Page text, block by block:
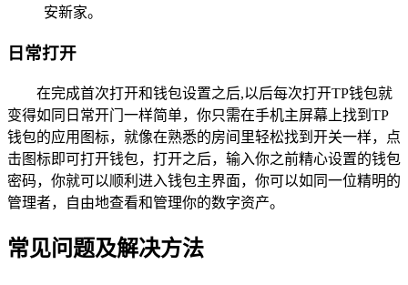
安新家。
日常打开
在完成首次打开和钱包设置之后,以后每次打开TP钱包就
变得如同日常开门一样简单，你只需在手机主屏幕上找到TP
钱包的应用图标，就像在熟悉的房间里轻松找到开关一样，点
击图标即可打开钱包，打开之后，输入你之前精心设置的钱包
密码，你就可以顺利进入钱包主界面，你可以如同一位精明的
管理者，自由地查看和管理你的数字资产。
常见问题及解决方法